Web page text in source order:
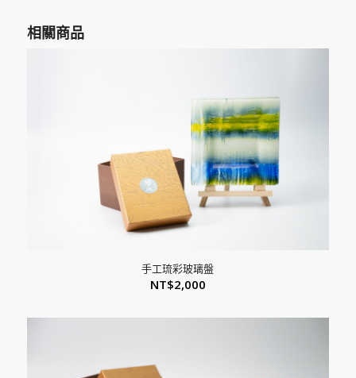
相關商品
手工琉彩玻璃盤
NT$2,000